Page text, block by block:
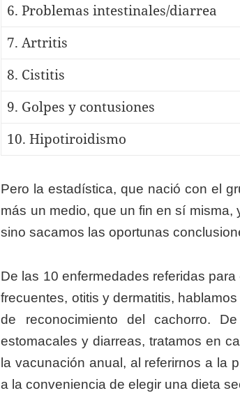
6. Problemas intestinales/diarrea
7. Artritis
8. Cistitis
9. Golpes y contusiones
10. Hipotiroidismo
Pero la estadística, que nació con el
más un medio, que un fin en sí
sino sacamos las oportunas
De las 10 enfermedades referidas
frecuentes, otitis y dermatitis,
de reconocimiento del cachorro.
estomacales y diarreas, tratamos en
la vacunación anual, al referirnos a la
a la conveniencia de elegir una dieta